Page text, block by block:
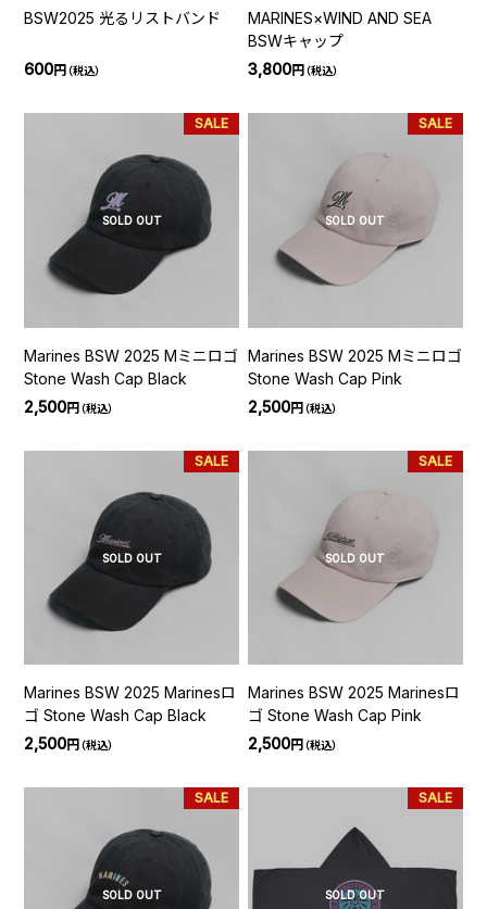
BSW2025 光るリストバンド
600円（税込）
MARINES×WIND AND SEA
BSWキャップ
3,800円（税込）
SOLD OUT
SALE
Marines BSW 2025 Mミニロゴ
Stone Wash Cap Black
2,500円（税込）
SOLD OUT
SALE
Marines BSW 2025 Mミニロゴ
Stone Wash Cap Pink
2,500円（税込）
SOLD OUT
SALE
Marines BSW 2025 Marinesロ
ゴ Stone Wash Cap Black
2,500円（税込）
SOLD OUT
SALE
Marines BSW 2025 Marinesロ
ゴ Stone Wash Cap Pink
2,500円（税込）
SOLD OUT
SALE
SOLD OUT
SALE